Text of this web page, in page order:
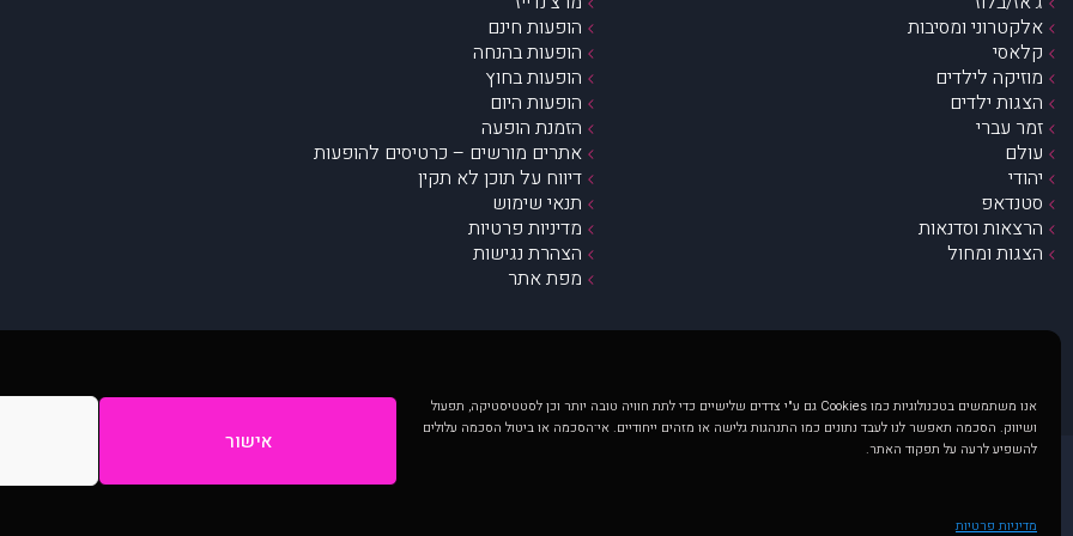
אנו משתמשים בטכנולוגיות כמו Cookies גם ע"י צדדים שלישיים כדי לתת חוויה טובה יותר וכן לסטטיסטיקה, תפעול
ושיווק. הסכמה תאפשר לנו לעבד נתונים כמו התנהגות גלישה או מזהים ייחודיים. אי־הסכמה או ביטול הסכמה עלולים
להשפיע לרעה על תפקוד האתר.
אישור
מדיניות פרטיות
אלקטרוני ומסיבות
קלאסי
מוזיקה לילדים
הצגות ילדים
זמר עברי
עולם
יהודי
סטנדאפ
הרצאות וסדנאות
הצגות ומחול
הופעות חינם
הופעות בהנחה
הופעות בחוץ
הופעות היום
הזמנת הופעה
אתרים מורשים – כרטיסים להופעות
דיווח על תוכן לא תקין
תנאי שימוש
מדיניות פרטיות
הצהרת נגישות
מפת אתר